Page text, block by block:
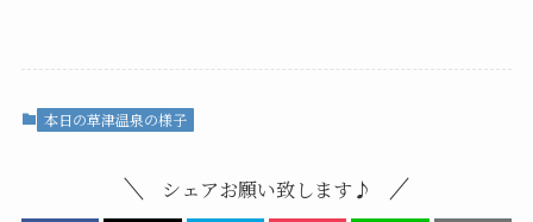
本日の草津温泉の様子
シェアお願い致します♪